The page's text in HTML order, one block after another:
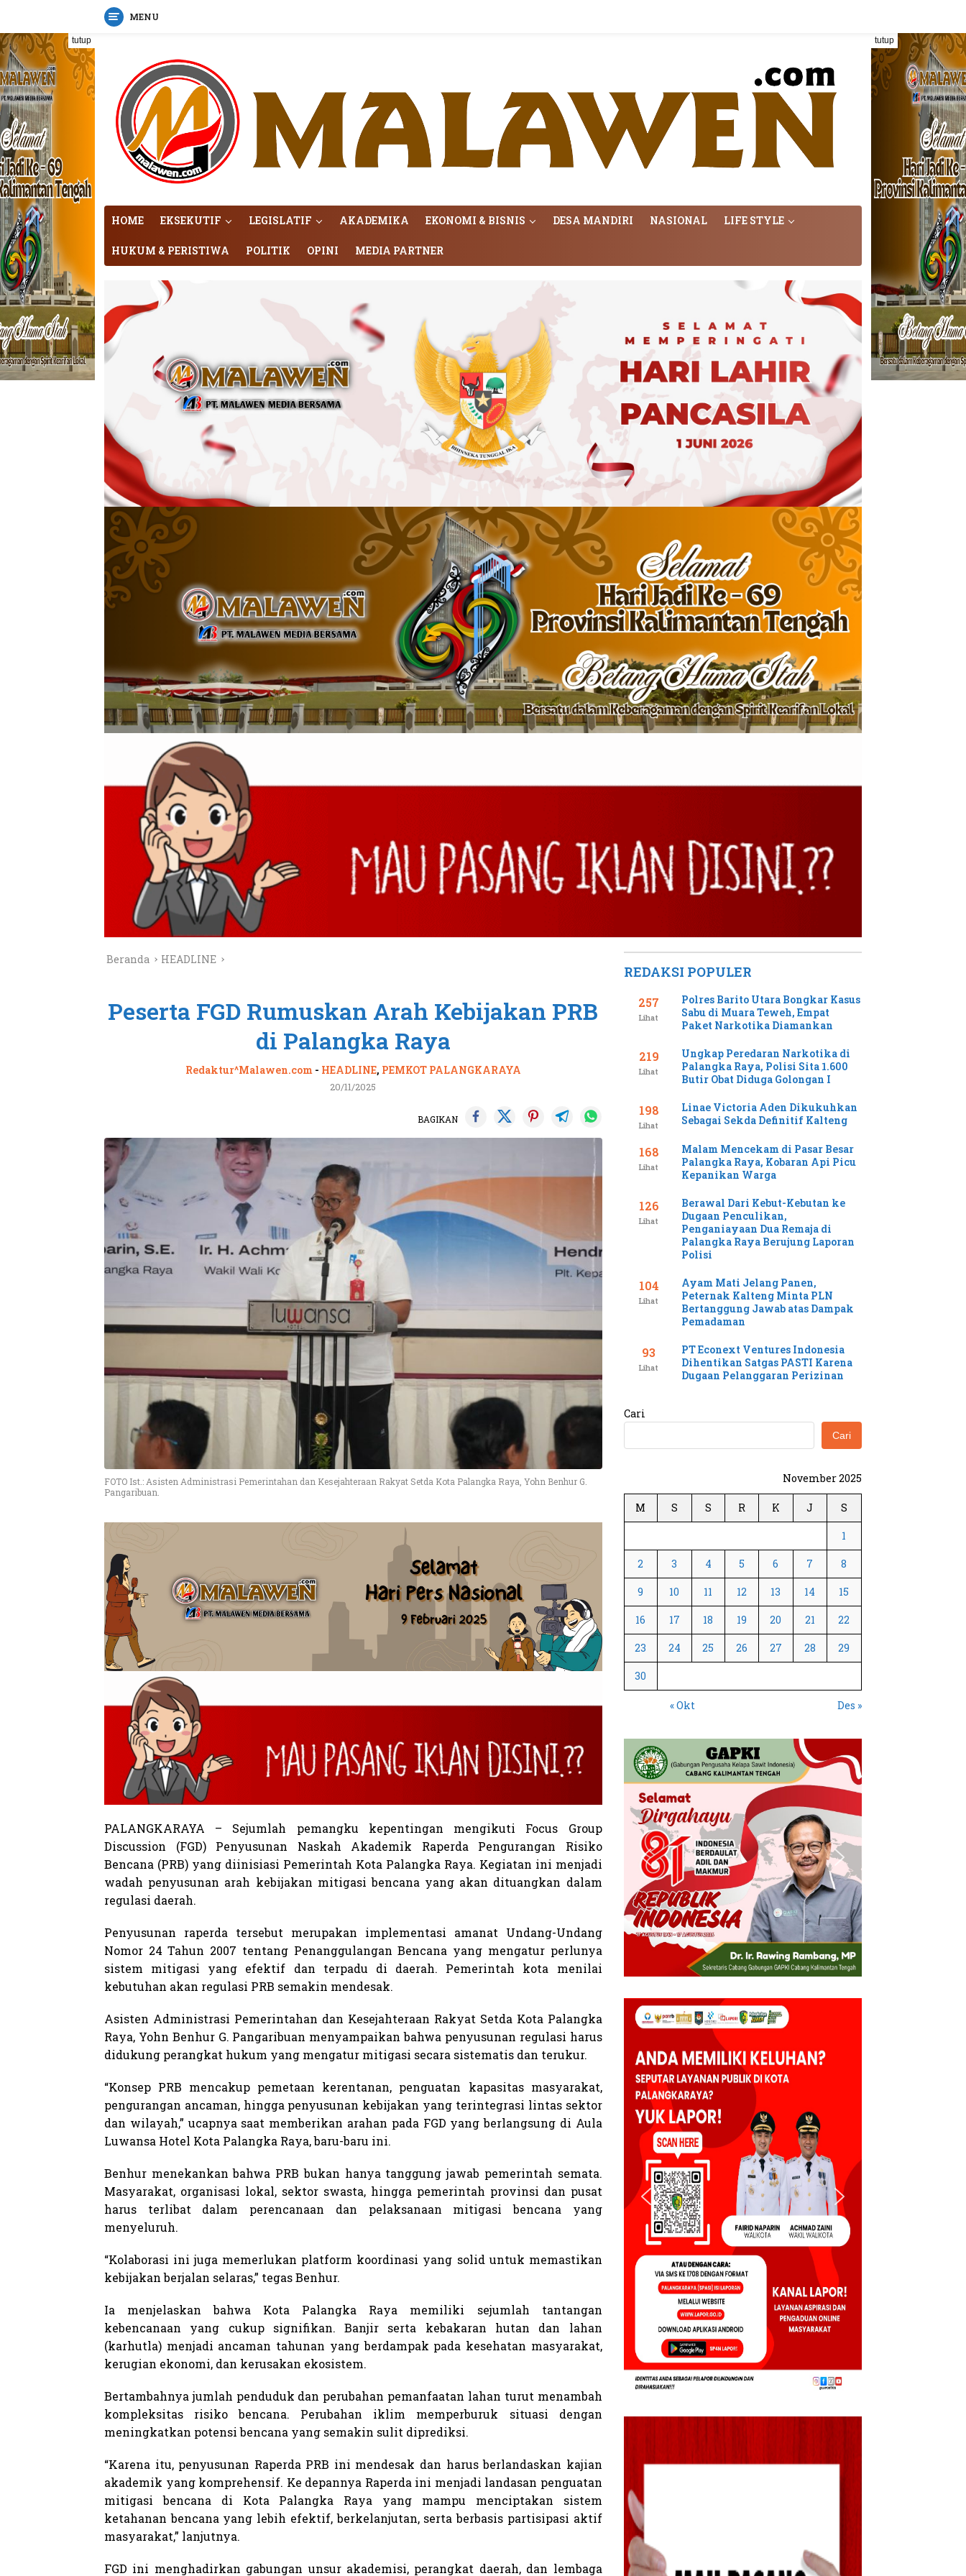
Langsung
ke
konten
MENU
tutup tutup
HOME EKSEKUTIF LEGISLATIF AKADEMIKA EKONOMI & BISNIS DESA MANDIRI NASIONAL LIFE STYLE
HUKUM & PERISTIWA POLITIK OPINI MEDIA PARTNER
Beranda HEADLINE
Peserta FGD Rumuskan Arah Kebijakan PRB
di Palangka Raya
Redaktur^Malawen.com - HEADLINE, PEMKOT PALANGKARAYA
20/11/2025
BAGIKAN
FOTO Ist.: Asisten Administrasi Pemerintahan dan Kesejahteraan Rakyat Setda Kota Palangka Raya, Yohn Benhur G.
Pangaribuan.
PALANGKARAYA – Sejumlah pemangku kepentingan mengikuti Focus Group
Discussion (FGD) Penyusunan Naskah Akademik Raperda Pengurangan Risiko
Bencana (PRB) yang diinisiasi Pemerintah Kota Palangka Raya. Kegiatan ini menjadi
wadah penyusunan arah kebijakan mitigasi bencana yang akan dituangkan dalam
regulasi daerah.
Penyusunan raperda tersebut merupakan implementasi amanat Undang-Undang
Nomor 24 Tahun 2007 tentang Penanggulangan Bencana yang mengatur perlunya
sistem mitigasi yang efektif dan terpadu di daerah. Pemerintah kota menilai
kebutuhan akan regulasi PRB semakin mendesak.
Asisten Administrasi Pemerintahan dan Kesejahteraan Rakyat Setda Kota Palangka
Raya, Yohn Benhur G. Pangaribuan menyampaikan bahwa penyusunan regulasi harus
didukung perangkat hukum yang mengatur mitigasi secara sistematis dan terukur.
“Konsep PRB mencakup pemetaan kerentanan, penguatan kapasitas masyarakat,
pengurangan ancaman, hingga penyusunan kebijakan yang terintegrasi lintas sektor
dan wilayah,” ucapnya saat memberikan arahan pada FGD yang berlangsung di Aula
Luwansa Hotel Kota Palangka Raya, baru-baru ini.
Benhur menekankan bahwa PRB bukan hanya tanggung jawab pemerintah semata.
Masyarakat, organisasi lokal, sektor swasta, hingga pemerintah provinsi dan pusat
harus terlibat dalam perencanaan dan pelaksanaan mitigasi bencana yang
menyeluruh.
“Kolaborasi ini juga memerlukan platform koordinasi yang solid untuk memastikan
kebijakan berjalan selaras,” tegas Benhur.
Ia menjelaskan bahwa Kota Palangka Raya memiliki sejumlah tantangan
kebencanaan yang cukup signifikan. Banjir serta kebakaran hutan dan lahan
(karhutla) menjadi ancaman tahunan yang berdampak pada kesehatan masyarakat,
kerugian ekonomi, dan kerusakan ekosistem.
Bertambahnya jumlah penduduk dan perubahan pemanfaatan lahan turut menambah
kompleksitas risiko bencana. Perubahan iklim memperburuk situasi dengan
meningkatkan potensi bencana yang semakin sulit diprediksi.
“Karena itu, penyusunan Raperda PRB ini mendesak dan harus berlandaskan kajian
akademik yang komprehensif. Ke depannya Raperda ini menjadi landasan penguatan
mitigasi bencana di Kota Palangka Raya yang mampu menciptakan sistem
ketahanan bencana yang lebih efektif, berkelanjutan, serta berbasis partisipasi aktif
masyarakat,” lanjutnya.
FGD ini menghadirkan gabungan unsur akademisi, perangkat daerah, dan lembaga
REDAKSI POPULER
257
Lihat
Polres Barito Utara Bongkar Kasus
Sabu di Muara Teweh, Empat
Paket Narkotika Diamankan
219
Lihat
Ungkap Peredaran Narkotika di
Palangka Raya, Polisi Sita 1.600
Butir Obat Diduga Golongan I
198
Lihat
Linae Victoria Aden Dikukuhkan
Sebagai Sekda Definitif Kalteng
168
Lihat
Malam Mencekam di Pasar Besar
Palangka Raya, Kobaran Api Picu
Kepanikan Warga
126
Lihat
Berawal Dari Kebut-Kebutan ke
Dugaan Penculikan,
Penganiayaan Dua Remaja di
Palangka Raya Berujung Laporan
Polisi
104
Lihat
Ayam Mati Jelang Panen,
Peternak Kalteng Minta PLN
Bertanggung Jawab atas Dampak
Pemadaman
93
Lihat
PT Econext Ventures Indonesia
Dihentikan Satgas PASTI Karena
Dugaan Pelanggaran Perizinan
Cari
Cari
November 2025
M S S R K J S
1
2 3 4 5 6 7 8
9 10 11 12 13 14 15
16 17 18 19 20 21 22
23 24 25 26 27 28 29
30
« Okt Des »